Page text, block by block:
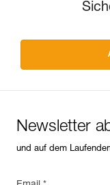
Newsletter
und auf dem